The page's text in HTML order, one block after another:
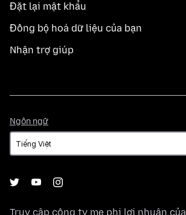
Đặt lại mật khẩu
Đồng bộ hoá dữ liệu của bạn
Nhận trợ giúp
Ngôn ngữ
ngữ
Truy cập công ty mẹ phi lợi nhuận của